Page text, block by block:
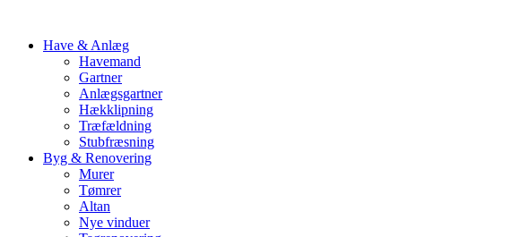
Have & Anlæg
Havemand
Gartner
Anlægsgartner
Hækklipning
Træfældning
Stubfræsning
Byg & Renovering
Murer
Tømrer
Altan
Nye vinduer